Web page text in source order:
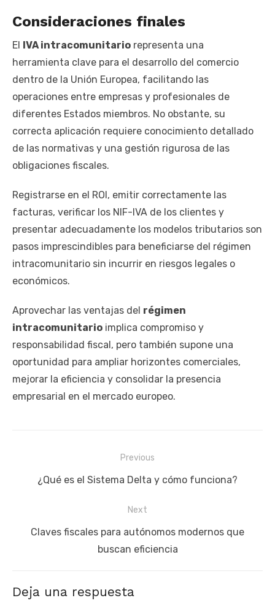
Consideraciones finales
El IVA intracomunitario representa una
herramienta clave para el desarrollo del comercio
dentro de la Unión Europea, facilitando las
operaciones entre empresas y profesionales de
diferentes Estados miembros. No obstante, su
correcta aplicación requiere conocimiento detallado
de las normativas y una gestión rigurosa de las
obligaciones fiscales.
Registrarse en el ROI, emitir correctamente las
facturas, verificar los NIF-IVA de los clientes y
presentar adecuadamente los modelos tributarios son
pasos imprescindibles para beneficiarse del régimen
intracomunitario sin incurrir en riesgos legales o
económicos.
Aprovechar las ventajas del régimen
intracomunitario implica compromiso y
responsabilidad fiscal, pero también supone una
oportunidad para ampliar horizontes comerciales,
mejorar la eficiencia y consolidar la presencia
empresarial en el mercado europeo.
Previous
Previous
¿Qué es el Sistema Delta y cómo funciona?
Next
NextClaves fiscales para autónomos modernos que
buscan eficiencia
Deja una respuesta